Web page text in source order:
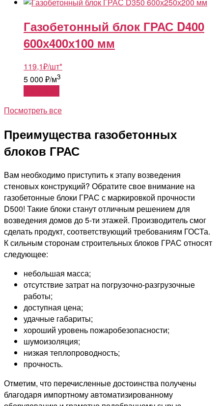
Газобетонный блок ГРАС D400
600х400х100 мм
119,1₽/шт*
5 000 ₽/м3
Посмотреть все
Преимущества газобетонных
блоков ГРАС
Вам необходимо приступить к этапу возведения
стеновых конструкций? Обратите свое внимание на
газобетонные блоки ГРАС с маркировкой прочности
D500! Такие блоки станут отличным решением для
возведения домов до 5-ти этажей. Производитель смог
сделать продукт, соответствующий требованиям ГОСТа.
К сильным сторонам строительных блоков ГРАС относят
следующее:
небольшая масса;
отсутствие затрат на погрузочно-разгрузочные
работы;
доступная цена;
удачные габариты;
хороший уровень пожаробезопасности;
шумоизоляция;
низкая теплопроводность;
прочность.
Отметим, что перечисленные достоинства получены
благодаря импортному автоматизированному